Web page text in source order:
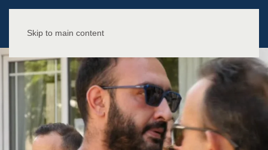
Skip to main content